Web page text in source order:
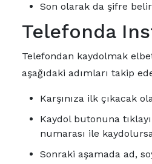
Son olarak da şifre
Telefonda
Telefondan kaydolmak
aşağıdaki adımları takip
Karşınıza ilk çıkacak
Kaydol butonuna
numarası ile
Sonraki aşamada ad,